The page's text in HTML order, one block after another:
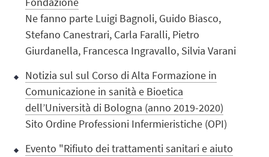
Ne fanno parte Luigi Bagnoli, Guido Biasco,
Stefano Canestrari, Carla Faralli, Pietro
Giurdanella, Francesca Ingravallo, Silvia Varani
Notizia sul sul Corso di Alta Formazione in
Comunicazione in sanità e Bioetica
dell’Università di Bologna (anno 2019-2020)
Sito Ordine Professioni Infermieristiche (OPI)
Evento "Rifiuto dei trattamenti sanitari e aiuto